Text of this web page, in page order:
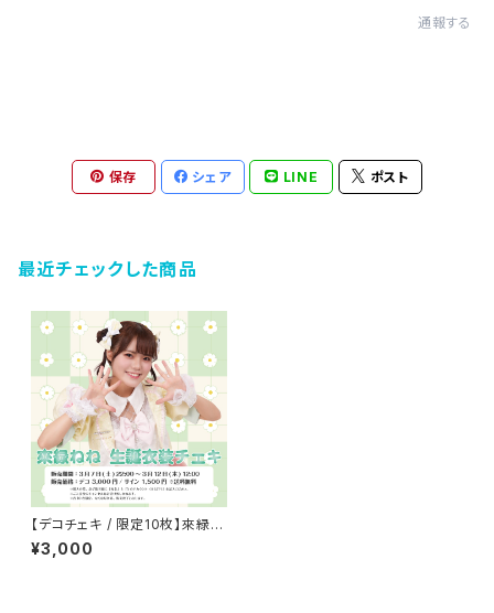
通報する
保存 シェア LINE ポスト
最近チェックした商品
【デコチェキ / 限定10枚】來緑ね
ね 生誕衣装
¥3,000